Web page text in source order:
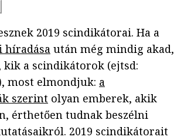
2019 scindikátorai. Ha a
híradása után még mindig akad,
kik a scindikátorok (ejtsd:
most elmondjuk: a
szerint olyan emberek, akik
érthetően tudnak beszélni
2019 scindikátorait